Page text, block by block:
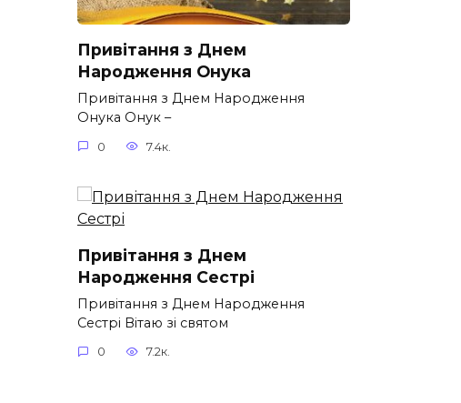
Привітання з Днем
Народження Онука
Привітання з Днем Народження
Онука Онук –
0 7.4к.
Привітання з Днем
Народження Сестрі
Привітання з Днем Народження
Сестрі Вітаю зі святом
0 7.2к.